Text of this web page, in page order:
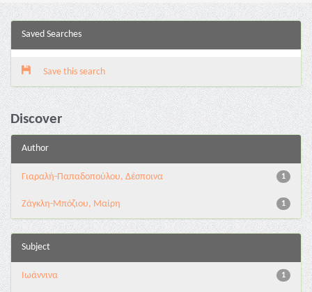
Saved Searches
Save this search
Discover
Author
1
Γιαραλή-Παπαδοπούλου, Δέσποινα
1
Ζάγκλη-Μπόζιου, Μαίρη
Subject
1
Ιωάννινα